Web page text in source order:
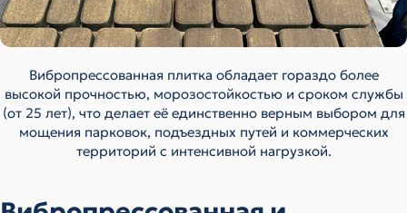
Вибропрессованная плитка обладает гораздо более
высокой прочностью, морозостойкостью и сроком службы
(от 25 лет), что делает её единственно верным выбором для
мощения парковок, подъездных путей и коммерческих
территорий с интенсивной нагрузкой.